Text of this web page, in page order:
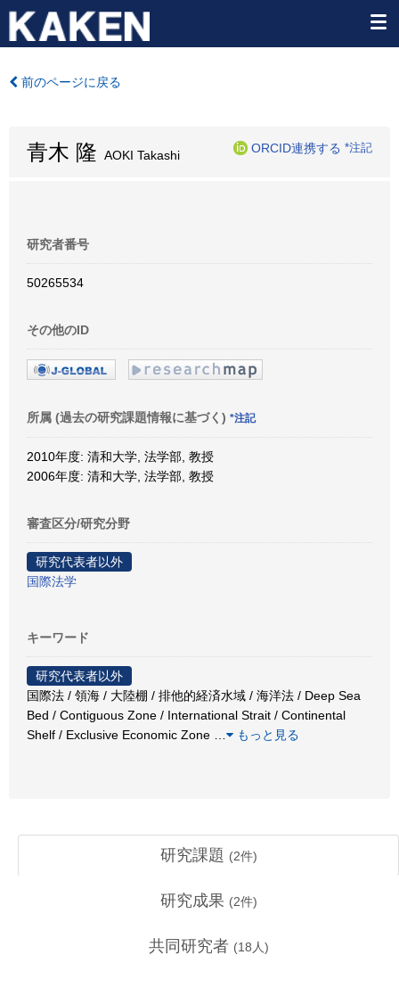
前のページに戻る
青木 隆 AOKI Takashi
ORCID連携する *注記
研究者番号
50265534
その他のID
所属 (過去の研究課題情報に基づく) *注記
2010年度: 清和大学, 法学部, 教授
2006年度: 清和大学, 法学部, 教授
審査区分/研究分野
研究代表者以外
国際法学
キーワード
研究代表者以外
国際法 / 領海 / 大陸棚 / 排他的経済水域 / 海洋法 / Deep Sea
Bed / Contiguous Zone / International Strait / Continental
Shelf / Exclusive Economic Zone
もっと見る
研究課題 (2件)
研究成果 (2件)
共同研究者 (18 人)